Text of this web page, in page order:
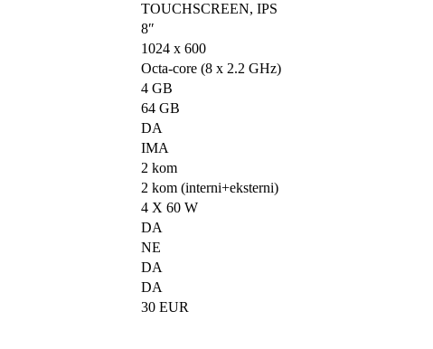
TOUCHSCREEN, IPS
8″
1024 x 600
Octa-core (8 x 2.2 GHz)
4 GB
64 GB
DA
IMA
2 kom
2 kom (interni+eksterni)
4 X 60 W
DA
NE
DA
DA
30 EUR